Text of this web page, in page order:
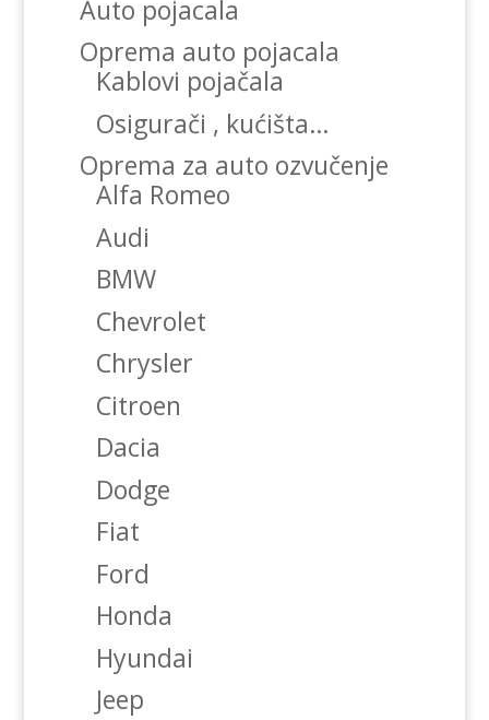
Auto pojacala
Oprema auto pojacala
Kablovi pojačala
Osigurači , kućišta…
Oprema za auto ozvučenje
Alfa Romeo
Audi
BMW
Chevrolet
Chrysler
Citroen
Dacia
Dodge
Fiat
Ford
Honda
Hyundai
Jeep